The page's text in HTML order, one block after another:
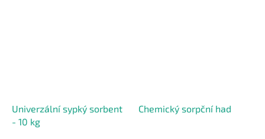
Univerzální sypký sorbent
- 10 kg
Chemický sorpční had